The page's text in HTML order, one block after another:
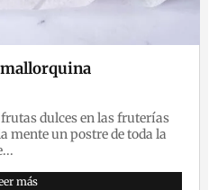
mallorquina
dulces en las fruterías
mente un postre de toda la
más